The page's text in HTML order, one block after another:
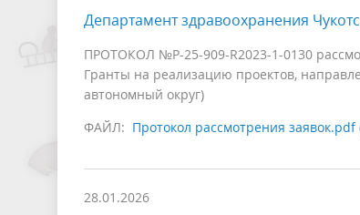
Департамент здравоохранения
ПРОТОКОЛ №Р-25-909-R2023-1-0130
Гранты на реализацию проектов,
автономный округ)
ФАЙЛ: Протокол рассмотрения заявок.pdf
28.01.2026